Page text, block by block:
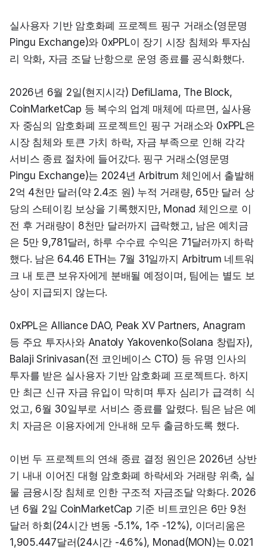
실사용자 기반 암호화폐 프로젝트 핑구 거래소(영문명
Pingu Exchange)와 0xPPL이 장기 시장 침체와 투자심
리 악화, 자금 조달 난항으로 운영 종료를 공식화했다.
2026년 6월 2일(현지시각) DefiLlama, The Block,
CoinMarketCap 등 복수의 업계 매체에 따르면, 실사용
자 중심의 암호화폐 프로젝트인 핑구 거래소와 0xPPL은
시장 침체와 토큰 가치 하락, 자금 부족으로 인해 각각
서비스 종료 절차에 들어갔다. 핑구 거래소(영문명
Pingu Exchange)는 2024년 Arbitrum 체인에서 출발해
2억 4천만 달러(약 2.4조 원) 누적 거래량, 65만 달러 상
당의 스테이킹 보상을 기록했지만, Monad 체인으로 이
전 후 거래량이 8천만 달러까지 급락했고, 남은 예치금
은 5만 9,781달러, 하루 수수료 수익은 71달러까지 하락
했다. 남은 64.46 ETH는 7월 31일까지 Arbitrum 네트워
크 내 토큰 보유자에게 분배될 예정이며, 팀에는 별도 보
상이 지급되지 않는다.
0xPPL은 Alliance DAO, Peak XV Partners, Anagram
등 주요 투자사와 Anatoly Yakovenko(Solana 창립자),
Balaji Srinivasan(전 코인베이스 CTO) 등 유명 인사의
투자를 받은 실사용자 기반 암호화폐 프로젝트다. 하지
만 최근 신규 자금 유입이 막히며 투자 심리가 급격히 식
었고, 6월 30일부로 서비스 종료를 알렸다. 팀은 남은 예
치 자금은 이용자에게 안내해 모두 출금하도록 했다.
이번 두 프로젝트의 연쇄 종료 결정 원인은 2026년 상반
기 내내 이어진 대형 암호화폐 하락세와 거래량 위축, 실
물 금융시장 침체로 인한 구조적 자금조달 악화다. 2026
년 6월 2일 CoinMarketCap 기준 비트코인은 6만 9천
달러 하회(24시간 변동 -5.1%, 1주 -12%), 이더리움은
1,905.447달러(24시간 -4.6%), Monad(MON)는 0.021